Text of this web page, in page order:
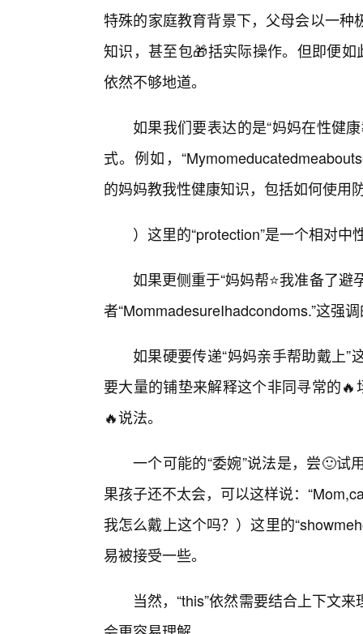
特殊的家庭教育背景下，父母会以一
知识，甚至包🎁括实际操作。但即便
依然不够地道。
如果我们要表达的是“妈妈在性健
式。例如，
的妈妈教我性健康知识，包括如何使用
）这里的“protection”是一个相对
如果更侧重于“妈妈帮⭐我准备了避
者“MommadesureIhadcondoms.”这强
如果硬要传递“妈妈亲手帮助戴上
要大量的铺垫来解释这个非同寻常的
🔥说法。
一个可能的“委婉”说法是，尝🙂试
果孩子还不太会，可以这样说：
我怎么戴上这个吗？）这里的
易被接受一些。
当然，“this”依然需要结合上下文